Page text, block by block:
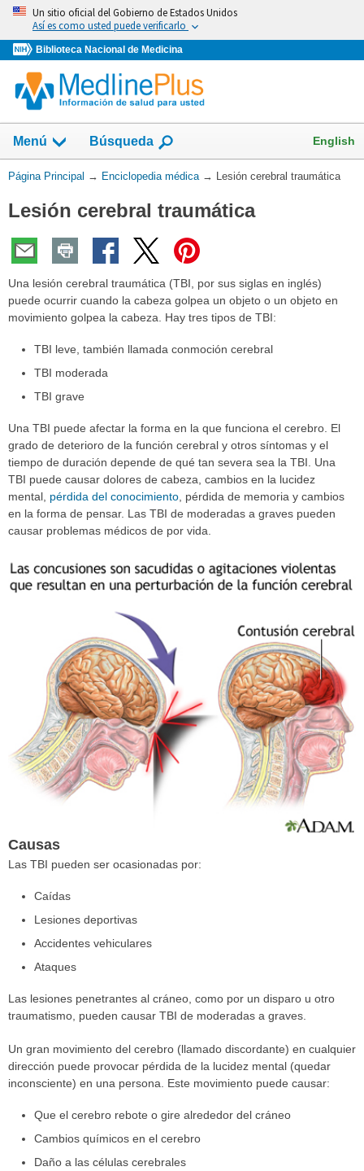
Omita
vaya
al
Contenido
Un sitio oficial del Gobierno de Estados Unidos
Así es como usted puede verificarlo
Biblioteca Nacional de Medicina
Menú Búsqueda English
Usted
aquí:
Página Principal → Enciclopedia médica → Lesión cerebral traumática
Lesión cerebral traumática
Una lesión cerebral traumática (TBI, por sus siglas en inglés)
puede ocurrir cuando la cabeza golpea un objeto o un objeto en
movimiento golpea la cabeza. Hay tres tipos de TBI:
TBI leve, también llamada conmoción cerebral
TBI moderada
TBI grave
Una TBI puede afectar la forma en la que funciona el cerebro. El
grado de deterioro de la función cerebral y otros síntomas y el
tiempo de duración depende de qué tan severa sea la TBI. Una
TBI puede causar dolores de cabeza, cambios en la lucidez
mental, pérdida del conocimiento , pérdida de memoria y cambios
en la forma de pensar. Las TBI de moderadas a graves pueden
causar problemas médicos de por vida.
Causas
Las TBI pueden ser ocasionadas por:
Caídas
Lesiones deportivas
Accidentes vehiculares
Ataques
Las lesiones penetrantes al cráneo, como por un disparo u otro
traumatismo, pueden causar TBI de moderadas a graves.
Un gran movimiento del cerebro (llamado discordante) en cualquier
dirección puede provocar pérdida de la lucidez mental (quedar
inconsciente) en una persona. Este movimiento puede causar:
Que el cerebro rebote o gire alrededor del cráneo
Cambios químicos en el cerebro
Daño a las células cerebrales